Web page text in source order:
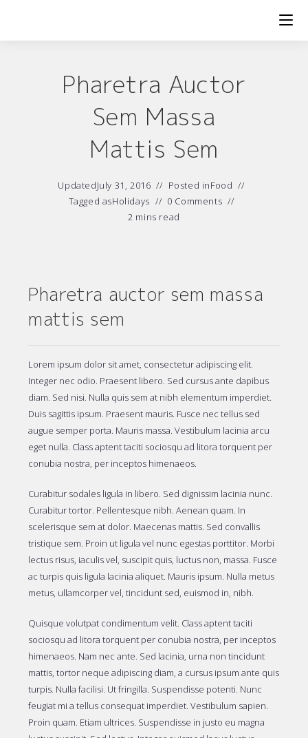
content
Pharetra Auctor
Sem Massa
Mattis Sem
UpdatedJuly 31, 2016 Posted inFood
Tagged asHolidays
0 Comments
2 mins read
Pharetra auctor sem massa
mattis sem
Lorem ipsum dolor sit amet, consectetur adipiscing elit.
Integer nec odio. Praesent libero. Sed cursus ante dapibus
diam. Sed nisi. Nulla quis sem at nibh elementum imperdiet.
Duis sagittis ipsum. Praesent mauris. Fusce nec tellus sed
augue semper porta. Mauris massa. Vestibulum lacinia arcu
eget nulla. Class aptent taciti sociosqu ad litora torquent per
conubia nostra, per inceptos himenaeos.
Curabitur sodales ligula in libero. Sed dignissim lacinia nunc.
Curabitur tortor. Pellentesque nibh. Aenean quam. In
scelerisque sem at dolor. Maecenas mattis. Sed convallis
tristique sem. Proin ut ligula vel nunc egestas porttitor. Morbi
lectus risus, iaculis vel, suscipit quis, luctus non, massa. Fusce
ac turpis quis ligula lacinia aliquet. Mauris ipsum. Nulla metus
metus, ullamcorper vel, tincidunt sed, euismod in, nibh.
Quisque volutpat condimentum velit. Class aptent taciti
sociosqu ad litora torquent per conubia nostra, per inceptos
himenaeos. Nam nec ante. Sed lacinia, urna non tincidunt
mattis, tortor neque adipiscing diam, a cursus ipsum ante quis
turpis. Nulla facilisi. Ut fringilla. Suspendisse potenti. Nunc
feugiat mi a tellus consequat imperdiet. Vestibulum sapien.
Proin quam. Etiam ultrices. Suspendisse in justo eu magna